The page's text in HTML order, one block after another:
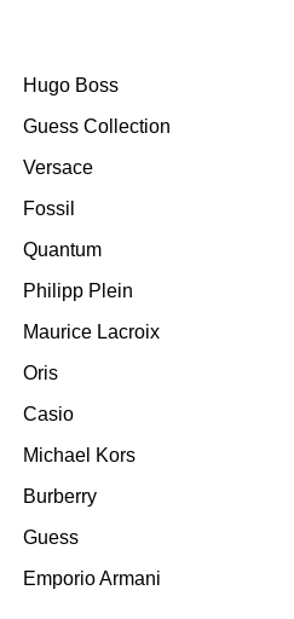
Hugo Boss
Guess Collection
Versace
Fossil
Quantum
Philipp Plein
Maurice Lacroix
Oris
Casio
Michael Kors
Burberry
Guess
Emporio Armani